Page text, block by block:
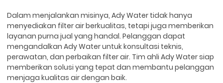
Dalam menjalankan misinya, Ady Water tidak hanya
menyediakan filter air berkualitas, tetapi juga memberikan
layanan purna jual yang handal. Pelanggan dapat
mengandalkan Ady Water untuk konsultasi teknis,
perawatan, dan perbaikan filter air. Tim ahli Ady Water siap
memberikan solusi yang tepat dan membantu pelanggan
menjaga kualitas air dengan baik.